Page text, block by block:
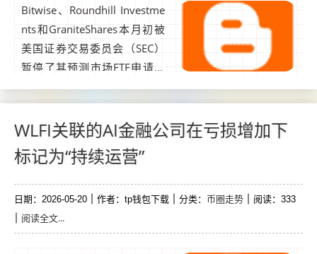
Bitwise、Roundhill Investme
nts和GraniteShares本月初被
美国证券交易委员会（SEC）
暂停了其预测市场ETF申请。
美国证券监管机构推迟了最近
一波“新型ETF”的推出，其中包
括允许投资者对事件结果进行
新产品的影响。...
WLFI关联的AI金融公司在亏损增加下
标记为“持续运营”
日期：2026-05-20 作者：tp钱包下载 分类： 币圈走势 阅读：333
阅读全文...